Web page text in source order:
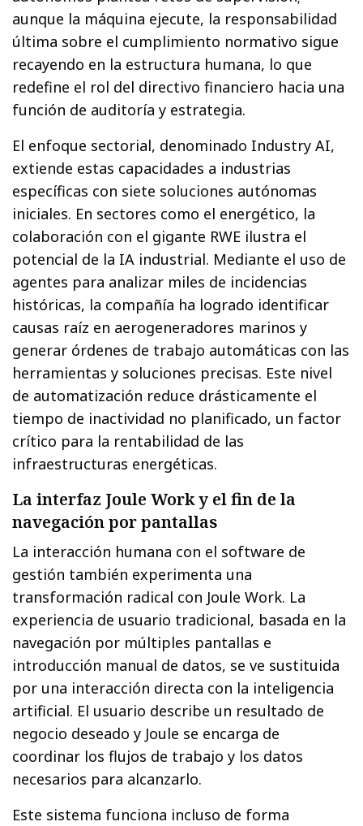
aunque la máquina ejecute, la responsabilidad
última sobre el cumplimiento normativo sigue
recayendo en la estructura humana, lo que
redefine el rol del directivo financiero hacia una
función de auditoría y estrategia.
El enfoque sectorial, denominado Industry AI,
extiende estas capacidades a industrias
específicas con siete soluciones autónomas
iniciales. En sectores como el energético, la
colaboración con el gigante RWE ilustra el
potencial de la IA industrial. Mediante el uso de
agentes para analizar miles de incidencias
históricas, la compañía ha logrado identificar
causas raíz en aerogeneradores marinos y
generar órdenes de trabajo automáticas con las
herramientas y soluciones precisas. Este nivel
de automatización reduce drásticamente el
tiempo de inactividad no planificado, un factor
crítico para la rentabilidad de las
infraestructuras energéticas.
La interfaz Joule Work y el fin de la
navegación por pantallas
La interacción humana con el software de
gestión también experimenta una
transformación radical con Joule Work. La
experiencia de usuario tradicional, basada en la
navegación por múltiples pantallas e
introducción manual de datos, se ve sustituida
por una interacción directa con la inteligencia
artificial. El usuario describe un resultado de
negocio deseado y Joule se encarga de
coordinar los flujos de trabajo y los datos
necesarios para alcanzarlo.
Este sistema funciona incluso de forma